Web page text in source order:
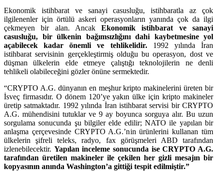
Ekonomik istihbarat ve sanayi casusluğu, istihbaratla az çok
ilgilenenler için örtülü askeri operasyonların yanında çok da ilgi
çekmeyen bir alan. AncakEkonomik istihbarat ve sanayi
casusluğu, bir ülkenin bağımsızlığını dahi kaybetmesine yol
açabilecek kadar önemli ve tehlikelidir.1992 yılında İran
istihbarat servisinin gerçekleştirmiş olduğu bu operasyon, dost ve
düşman ülkelerin elde etmeye çalıştığı teknolojilerin ne denli
tehlikeli olabileceğini gözler önüne sermektedir.
“CRYPTO A.G. dünyanın en meşhur kripto makinelerini üreten bir
İsveç firmasıdır. O dönem 120’ye yakın ülke için kripto makineler
üretip satmaktadır. 1992 yılında İran istihbarat servisi bir CRYPTO
A.G. mühendisini tutuklar ve 9 ay boyunca sorguya alır. Bu uzun
sorgulama sonucunda şu bilgiler elde edilir; NATO ile yapılan bir
anlaşma çerçevesinde CRYPTO A.G.’nin ürünlerini kullanan tüm
ülkelerin şifreli teleks, radyo, fax görüşmeleri ABD tarafından
izlenebilecektir. Yapılan inceleme sonucunda ise CRYPTO A.G.
tarafından üretilen makineler ile çekilen her gizli mesajın bir
kopyasının anında Washington’a gittiği tespit edilmiştir.”